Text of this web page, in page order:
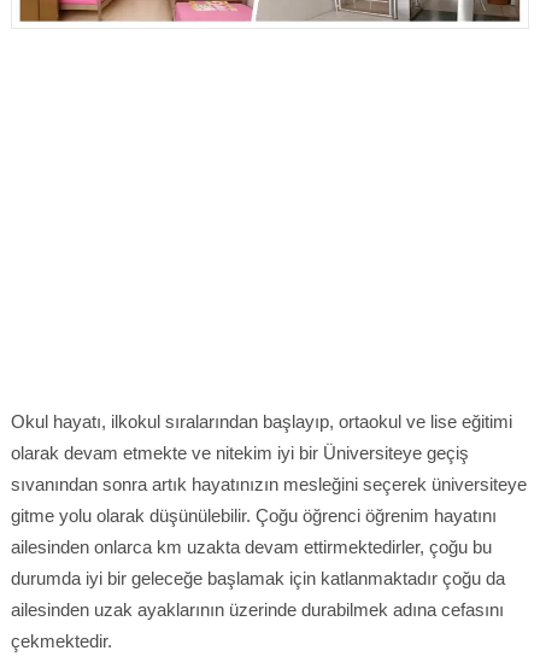
Okul hayatı, ilkokul sıralarından başlayıp, ortaokul ve lise eğitimi
olarak devam etmekte ve nitekim iyi bir Üniversiteye geçiş
sıvanından sonra artık hayatınızın mesleğini seçerek üniversiteye
gitme yolu olarak düşünülebilir. Çoğu öğrenci öğrenim hayatını
ailesinden onlarca km uzakta devam ettirmektedirler, çoğu bu
durumda iyi bir geleceğe başlamak için katlanmaktadır çoğu da
ailesinden uzak ayaklarının üzerinde durabilmek adına cefasını
çekmektedir.